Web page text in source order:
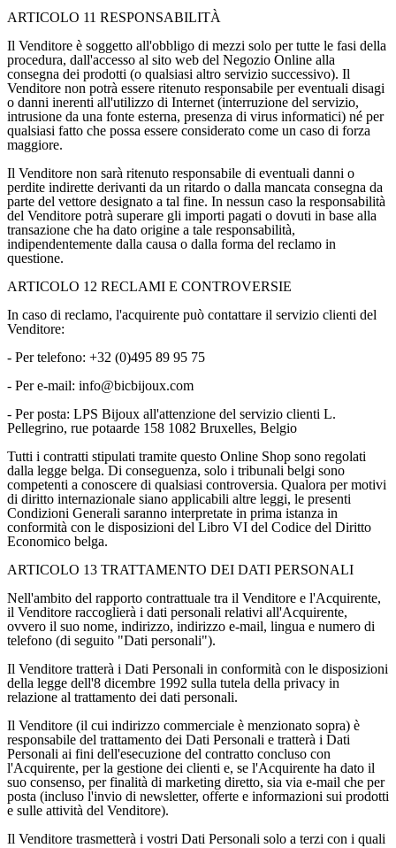
ARTICOLO 11 RESPONSABILITÀ
Il Venditore è soggetto all'obbligo di mezzi solo per tutte le fasi della
procedura, dall'accesso al sito web del Negozio Online alla
consegna dei prodotti (o qualsiasi altro servizio successivo). Il
Venditore non potrà essere ritenuto responsabile per eventuali disagi
o danni inerenti all'utilizzo di Internet (interruzione del servizio,
intrusione da una fonte esterna, presenza di virus informatici) né per
qualsiasi fatto che possa essere considerato come un caso di forza
maggiore.
Il Venditore non sarà ritenuto responsabile di eventuali danni o
perdite indirette derivanti da un ritardo o dalla mancata consegna da
parte del vettore designato a tal fine. In nessun caso la responsabilità
del Venditore potrà superare gli importi pagati o dovuti in base alla
transazione che ha dato origine a tale responsabilità,
indipendentemente dalla causa o dalla forma del reclamo in
questione.
ARTICOLO 12 RECLAMI E CONTROVERSIE
In caso di reclamo, l'acquirente può contattare il servizio clienti del
Venditore:
- Per telefono: +32 (0)495 89 95 75
- Per e-mail: info@bicbijoux.com
- Per posta: LPS Bijoux all'attenzione del servizio clienti L.
Pellegrino, rue potaarde 158 1082 Bruxelles, Belgio
Tutti i contratti stipulati tramite questo Online Shop sono regolati
dalla legge belga. Di conseguenza, solo i tribunali belgi sono
competenti a conoscere di qualsiasi controversia. Qualora per motivi
di diritto internazionale siano applicabili altre leggi, le presenti
Condizioni Generali saranno interpretate in prima istanza in
conformità con le disposizioni del Libro VI del Codice del Diritto
Economico belga.
ARTICOLO 13 TRATTAMENTO DEI DATI PERSONALI
Nell'ambito del rapporto contrattuale tra il Venditore e l'Acquirente,
il Venditore raccoglierà i dati personali relativi all'Acquirente,
ovvero il suo nome, indirizzo, indirizzo e-mail, lingua e numero di
telefono (di seguito "Dati personali").
Il Venditore tratterà i Dati Personali in conformità con le disposizioni
della legge dell'8 dicembre 1992 sulla tutela della privacy in
relazione al trattamento dei dati personali.
Il Venditore (il cui indirizzo commerciale è menzionato sopra) è
responsabile del trattamento dei Dati Personali e tratterà i Dati
Personali ai fini dell'esecuzione del contratto concluso con
l'Acquirente, per la gestione dei clienti e, se l'Acquirente ha dato il
suo consenso, per finalità di marketing diretto, sia via e-mail che per
posta (incluso l'invio di newsletter, offerte e informazioni sui prodotti
e sulle attività del Venditore).
Il Venditore trasmetterà i vostri Dati Personali solo a terzi con i quali